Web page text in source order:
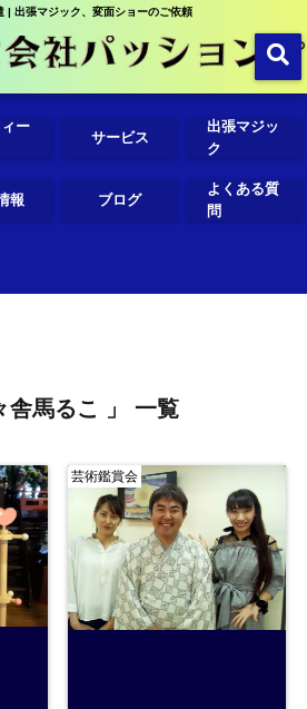
| 出張マジック、変面ショーのご依頼
ー
サービス
出張マジッ
ク
報 ブログ
よくある質
問
舎馬るこ 」 一覧
芸術鑑賞会